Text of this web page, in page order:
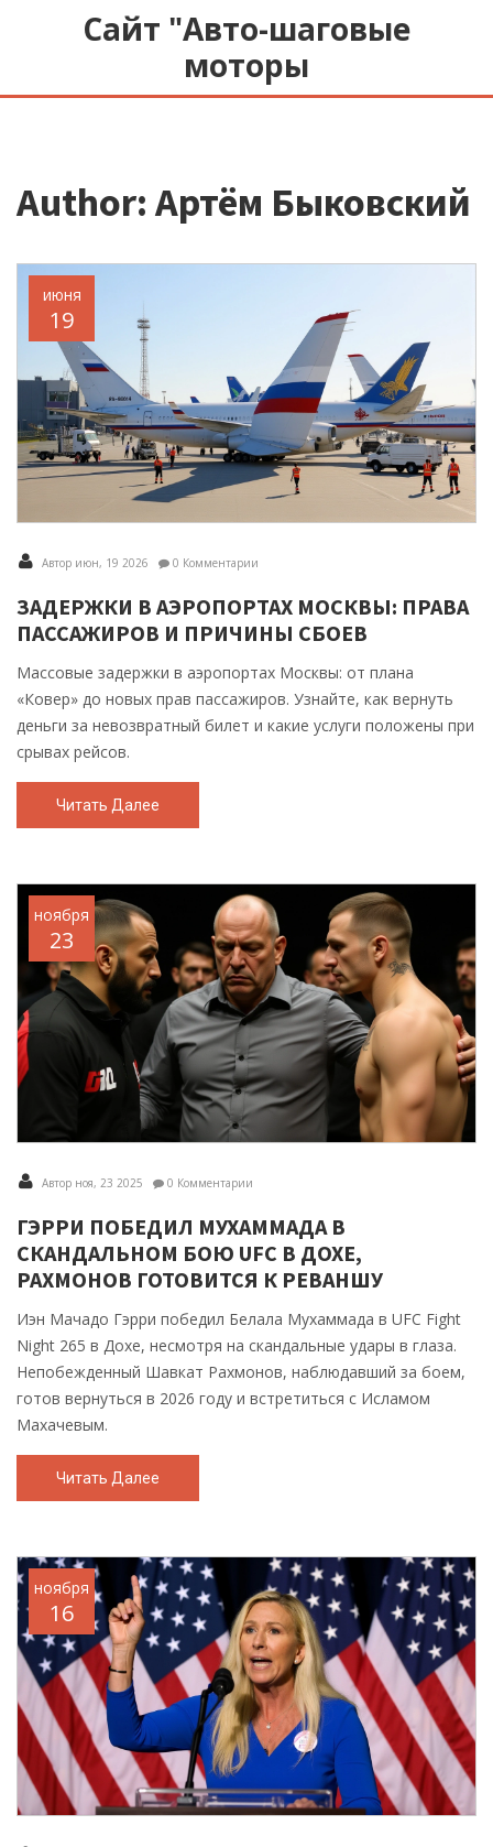
Сайт "Авто-шаговые
моторы
Author: Артём Быковский
июня
19
Автор июн, 19 2026 0 Комментарии
ЗАДЕРЖКИ В АЭРОПОРТАХ МОСКВЫ: ПРАВА
ПАССАЖИРОВ И ПРИЧИНЫ СБОЕВ
Массовые задержки в аэропортах Москвы: от плана
«Ковер» до новых прав пассажиров. Узнайте, как вернуть
деньги за невозвратный билет и какие услуги положены при
срывах рейсов.
Читать Далее
ноября
23
Автор ноя, 23 2025 0 Комментарии
ГЭРРИ ПОБЕДИЛ МУХАММАДА В
СКАНДАЛЬНОМ БОЮ UFC В ДОХЕ,
РАХМОНОВ ГОТОВИТСЯ К РЕВАНШУ
Иэн Мачадо Гэрри победил Белала Мухаммада в UFC Fight
Night 265 в Дохе, несмотря на скандальные удары в глаза.
Непобежденный Шавкат Рахмонов, наблюдавший за боем,
готов вернуться в 2026 году и встретиться с Исламом
Махачевым.
Читать Далее
ноября
16